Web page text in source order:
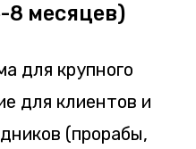
8 месяцев)
для крупного
для клиентов и
(прорабы,